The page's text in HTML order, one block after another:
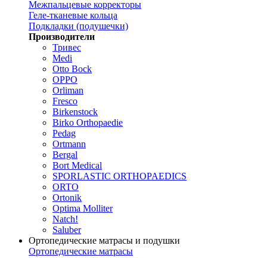
Межпальцевые корректоры
Геле-тканевые кольца
Подкладки (подушечки)
Производители
Тривес
Medi
Otto Bock
OPPO
Orliman
Fresco
Birkenstock
Birko Orthopaedie
Pedag
Ortmann
Bergal
Bort Medical
SPORLASTIC ORTHOPAEDICS
ORTO
Ortonik
Optima Molliter
Natch!
Saluber
Ортопедические матрасы и подушки
Ортопедические матрасы